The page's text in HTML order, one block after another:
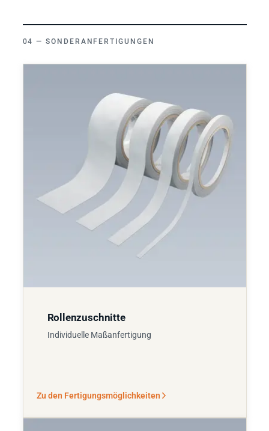
SONDERANFERTIGUNGEN
Rollenzuschnitte
Individuelle Maßanfertigung
Zu den Fertigungsmöglichkeiten